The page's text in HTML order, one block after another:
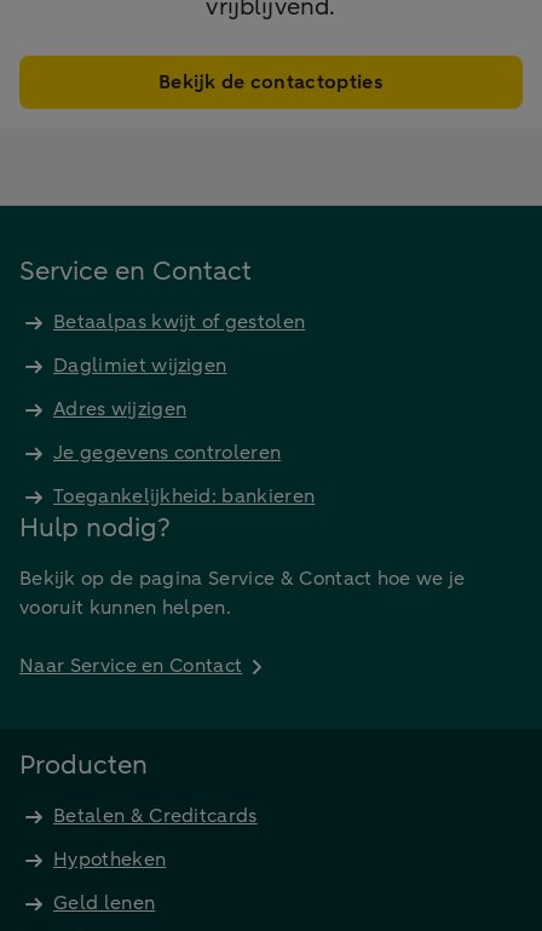
vrijblijvend.
Bekijk de contactopties
Service en Contact
Betaalpas kwijt of gestolen
Daglimiet wijzigen
Adres wijzigen
Je gegevens controleren
Toegankelijkheid: bankieren
Hulp nodig?
Bekijk op de pagina Service & Contact hoe we je
vooruit kunnen helpen.
Naar Service en Contact
Producten
Betalen & Creditcards
Hypotheken
Geld lenen